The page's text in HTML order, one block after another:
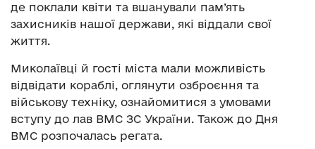
де поклали квіти та вшанували пам’ять
захисників нашої держави, які віддали свої
життя.
Миколаївці й гості міста мали можливість
відвідати кораблі, оглянути озброєння та
військову техніку, ознайомитися з умовами
вступу до лав ВМС ЗС України. Також до Дня
ВМС розпочалась регата.